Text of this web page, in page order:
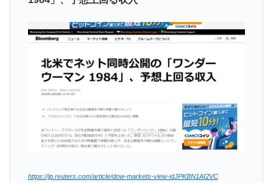
https://jp.reuters.com/article/dow-markets-view-idJPKBN1AI2VC